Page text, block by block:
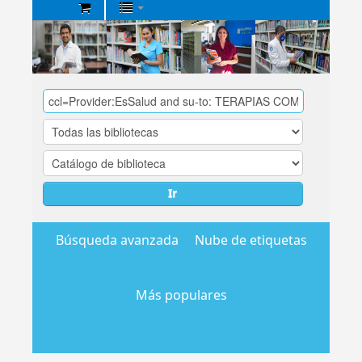
Biblioteca
Central
EsSalud
Ir
Búsqueda avanzada Nube de etiquetas
Más populares